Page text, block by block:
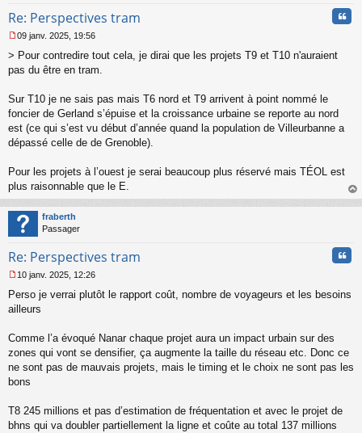
Re: Perspectives tram
e
s
g
e
n
o
u
09 janv. 2025, 19:56
> Pour contredire tout cela, je dirai que les projets T9 et T10 n'auraient
pas du être en tram.
Sur T10 je ne sais pas mais T6 nord et T9 arrivent à point nommé le
foncier de Gerland s’épuise et la croissance urbaine se reporte au nord
est (ce qui s’est vu début d’année quand la population de Villeurbanne a
dépassé celle de de Grenoble).
Pour les projets à l’ouest je serai beaucoup plus réservé mais TÉOL est
plus raisonnable que le E.
au
fraberth
Passager
Re: Perspectives tram
e
s
g
e
n
o
l
u
10 janv. 2025, 12:26
Perso je verrai plutôt le rapport coût, nombre de voyageurs et les besoins
ailleurs
Comme l’a évoqué Nanar chaque projet aura un impact urbain sur des
zones qui vont se densifier, ça augmente la taille du réseau etc. Donc ce
ne sont pas de mauvais projets, mais le timing et le choix ne sont pas les
bons
T8 245 millions et pas d’estimation de fréquentation et avec le projet de
bhns qui va doubler partiellement la ligne et coûte au total 137 millions